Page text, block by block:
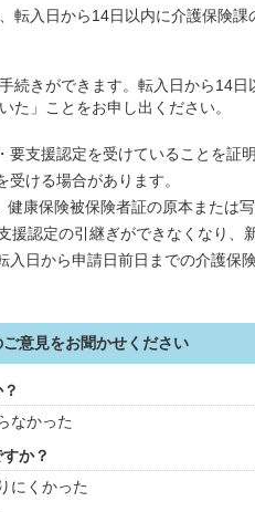
転入日から14日以内に介護保険課
続きができます。転入日から14日
た」ことをお申し出ください。
要支援認定を受けていることを証
ける場合があります。
康保険被保険者証の原本または
援認定の引継ぎができなくなり、
日から申請日前日までの介護保
意見をお聞かせください
なかった
か？
にくかった